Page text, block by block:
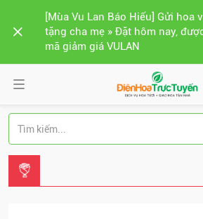
[Mùa Vu Lan Báo Hiếu] Gửi hoa
tặng cha mẹ » Đặt hôm nay,
mã giảm giá VULAN